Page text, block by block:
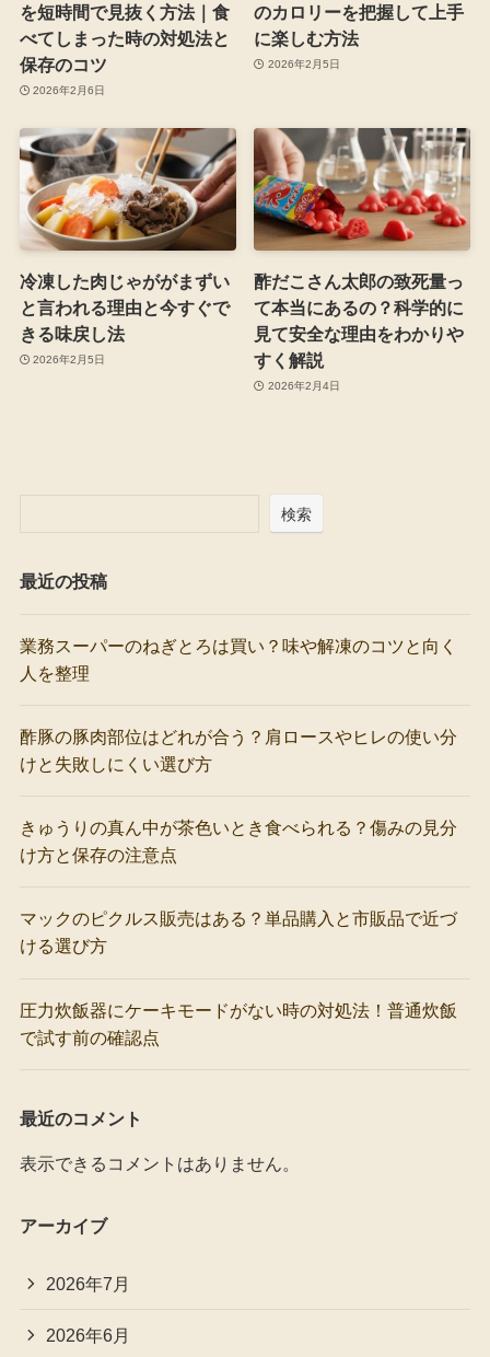
を短時間で見抜く方法｜食
べてしまった時の対処法と
保存のコツ
2026年2月6日
のカロリーを把握して上手
に楽しむ方法
2026年2月5日
冷凍した肉じゃががまずい
と言われる理由と今すぐで
きる味戻し法
2026年2月5日
酢だこさん太郎の致死量っ
て本当にあるの？科学的に
見て安全な理由をわかりや
すく解説
2026年2月4日
検索
最近の投稿
業務スーパーのねぎとろは買い？味や解凍のコツと向く
人を整理
酢豚の豚肉部位はどれが合う？肩ロースやヒレの使い分
けと失敗しにくい選び方
きゅうりの真ん中が茶色いとき食べられる？傷みの見分
け方と保存の注意点
マックのピクルス販売はある？単品購入と市販品で近づ
ける選び方
圧力炊飯器にケーキモードがない時の対処法！普通炊飯
で試す前の確認点
最近のコメント
表示できるコメントはありません。
アーカイブ
2026年7月
2026年6月